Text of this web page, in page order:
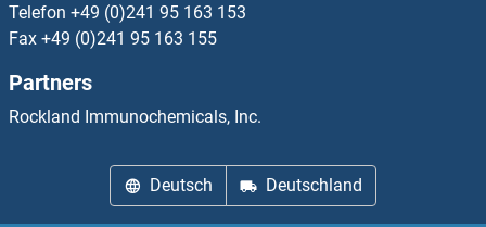
CLN5 Antikörper
CLN6 Antikörper
CLNK Antikörper
Telefon +49 (0)241 95 163 153
Fax +49 (0)241 95 163 155
Partners
Rockland Immunochemicals, Inc.
Deutsch Deutschland